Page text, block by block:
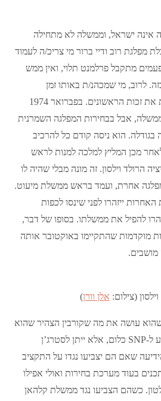
אינה ישראל, וממשלה לא מתחילה
מפלגת רוב ודיי ברור מי צריכ/ה לעמוד
מתקבל פרלמנט תלוי, ואין ממש
לרוב, מי שמכהנ/ת באותו זמן
כראש/ת הממשלה מקבל/ת את זכות הראשונים. בפברואר 1974
אבל בבחירות המפלגה השמרנית
בגודלה. הוא ניסה קודם כל להרכיב
מכן המליץ למלכה למנות לראש
הרולד וילסון. זה מונה מבלי שהיה לו
אחרת, ועמד בראש ממשלת מיעוט.
ייזהרו לפני שינסו לכפות
להפיל את ממשלתו. בסופו של דבר,
מוקדמות שהתקיימו באוקטובר אותה
מושבים.
(צילום: אלן וורן)
עושה את מה שקורבין הצהיר שהוא
מתכוון לעשות. הוא לא יציע ל-SNP כלום, אלא ייתן לסטרג’ן
שאם הם יצביעו נגדו על התקציב
בעוד מערכת בחירות ואולי אפילו
כשהם הצביעו נגד ממשלת קלהאן